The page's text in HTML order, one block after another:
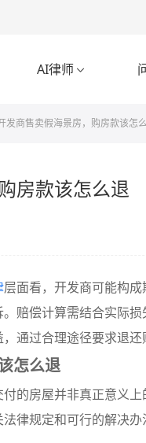
AI律师 
发商售卖假海景房，购房款该怎
房款该怎么退
层面看，开发商可能构
赔偿计算需结合实际
通过合理途径要求退还
怎么退
的房屋并非真正意义
律规定和可行的解决办